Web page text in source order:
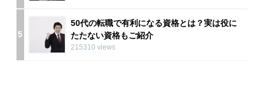
5
50代の転職で有利になる資格とは？実は役に
たたない資格もご紹介
215310 views